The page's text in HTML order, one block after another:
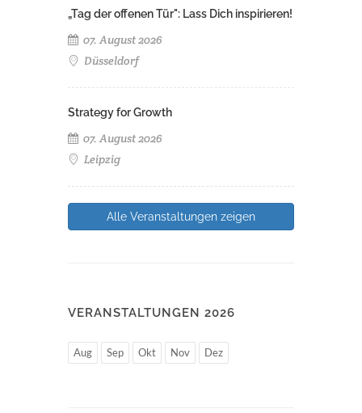
„Tag der offenen Tür": Lass Dich inspirieren!
07. August 2026
Düsseldorf
Strategy for Growth
07. August 2026
Leipzig
Alle Veranstaltungen zeigen
VERANSTALTUNGEN 2026
Aug Sep Okt Nov Dez